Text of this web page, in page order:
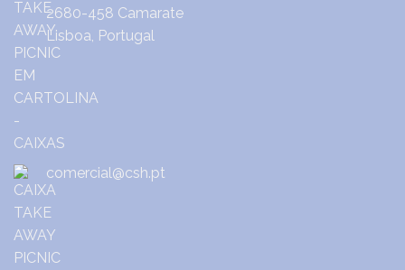
2680-458 Camarate
Lisboa, Portugal
comercial@csh.pt